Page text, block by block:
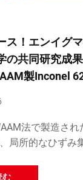
ス！エンイグ
の共同研究成
製Inconel
法で製造さ
局所的なひずみ
た。これを解決
む